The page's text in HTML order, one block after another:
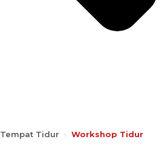
Tempat Tidur › Workshop Tidur